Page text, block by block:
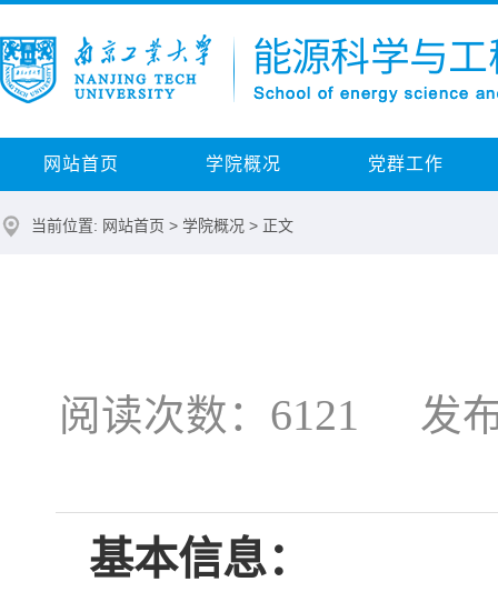
网站首页 学院概况 党群工作
当前位置: 网站首页 > 学院概况 > 正文
阅读次数： 6121 发布
基本信息：